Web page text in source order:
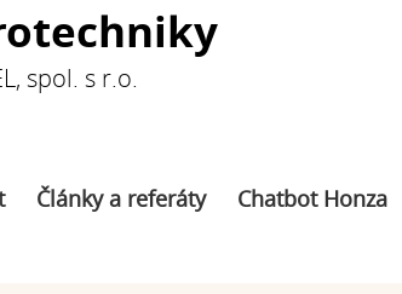
spol. s r.o.
Články a referáty Chatbot Honza